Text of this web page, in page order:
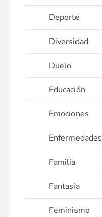
Deporte
Diversidad
Duelo
Educación
Emociones
Enfermedades
Familia
Fantasía
Feminismo